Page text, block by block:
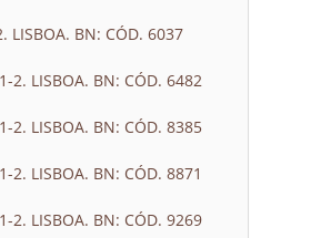
LISBOA. BN: CÓD. 6037
2. LISBOA. BN: CÓD. 6482
2. LISBOA. BN: CÓD. 8385
2. LISBOA. BN: CÓD. 8871
2. LISBOA. BN: CÓD. 9269